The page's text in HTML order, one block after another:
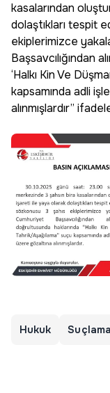
kasalarından
dolaştıkları tespit
ekiplerimizce
Başsavcılığından
‘Halkı Kin Ve
kapsamında adli
alınmışlardır”
Hukuk Suçlama